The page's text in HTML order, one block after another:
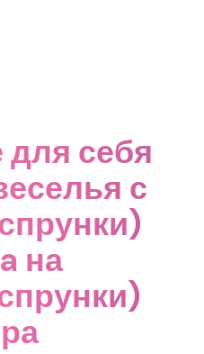
для себя
с
на